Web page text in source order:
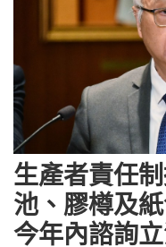
生產者責任
池、膠樽及
今年內諮詢